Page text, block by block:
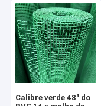
Calibre verde 48" do